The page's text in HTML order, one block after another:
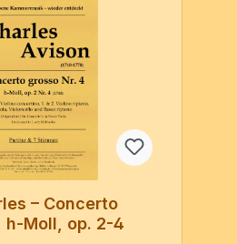
– Concerto
h-Moll, op. 2-4